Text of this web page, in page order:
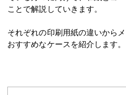
ことで解説していきます。
それぞれの印刷用紙の違いから
おすすめなケースを紹介します。